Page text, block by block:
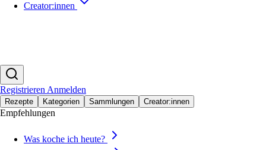
Creator:innen
Registrieren Anmelden
Rezepte Kategorien Sammlungen Creator:innen
Empfehlungen
Was koche ich heute?